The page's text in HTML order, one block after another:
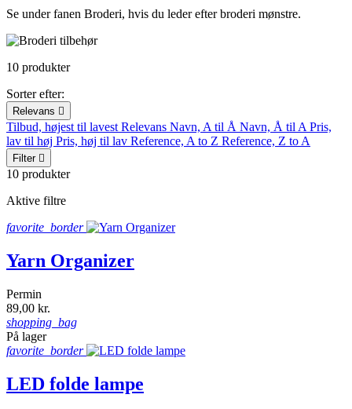
Se under fanen Broderi, hvis du leder efter broderi mønstre.
10 produkter
Sorter efter:
Relevans 
Tilbud, højest til lavest Relevans Navn, A til Å Navn, Å til A Pris,
lav til høj Pris, høj til lav Reference, A to Z Reference, Z to A
Filter 
10 produkter
Aktive filtre
favorite_border
Yarn Organizer
Permin
89,00 kr.
shopping_bag
På lager
favorite_border
LED folde lampe